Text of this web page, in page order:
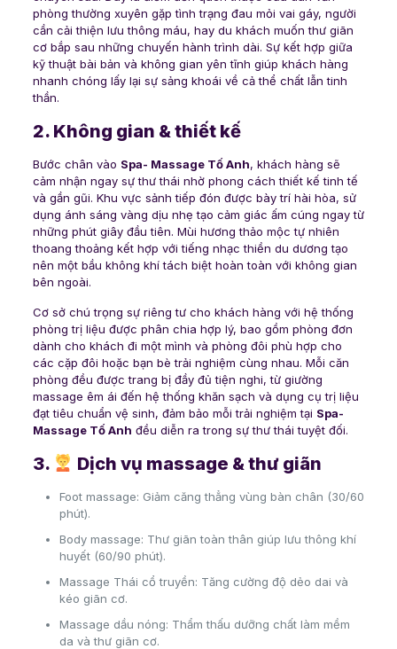
phòng thường xuyên gặp tình trạng đau mỏi vai gáy, người
cần cải thiện lưu thông máu, hay du khách muốn thư giãn
cơ bắp sau những chuyến hành trình dài. Sự kết hợp giữa
kỹ thuật bài bản và không gian yên tĩnh giúp khách hàng
nhanh chóng lấy lại sự sảng khoái về cả thể chất lẫn tinh
thần.
2. Không gian & thiết kế
Bước chân vào Spa- Massage Tố Anh, khách hàng sẽ
cảm nhận ngay sự thư thái nhờ phong cách thiết kế tinh tế
và gần gũi. Khu vực sảnh tiếp đón được bày trí hài hòa, sử
dụng ánh sáng vàng dịu nhẹ tạo cảm giác ấm cúng ngay từ
những phút giây đầu tiên. Mùi hương thảo mộc tự nhiên
thoang thoảng kết hợp với tiếng nhạc thiền du dương tạo
nên một bầu không khí tách biệt hoàn toàn với không gian
bên ngoài.
Cơ sở chú trọng sự riêng tư cho khách hàng với hệ thống
phòng trị liệu được phân chia hợp lý, bao gồm phòng đơn
dành cho khách đi một mình và phòng đôi phù hợp cho
các cặp đôi hoặc bạn bè trải nghiệm cùng nhau. Mỗi căn
phòng đều được trang bị đầy đủ tiện nghi, từ giường
massage êm ái đến hệ thống khăn sạch và dụng cụ trị liệu
đạt tiêu chuẩn vệ sinh, đảm bảo mỗi trải nghiệm tại Spa-
Massage Tố Anh đều diễn ra trong sự thư thái tuyệt đối.
3. Dịch vụ massage & thư giãn
Foot massage: Giảm căng thẳng vùng bàn chân (30/60
phút).
Body massage: Thư giãn toàn thân giúp lưu thông khí
huyết (60/90 phút).
Massage Thái cổ truyền: Tăng cường độ dẻo dai và
kéo giãn cơ.
Massage dầu nóng: Thẩm thấu dưỡng chất làm mềm
da và thư giãn cơ.